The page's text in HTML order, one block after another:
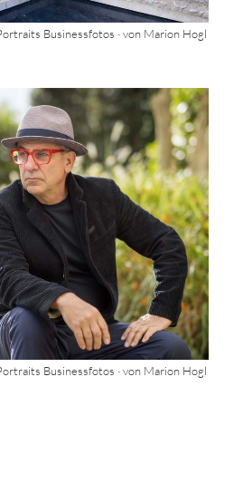
Businessfotos · von Marion Hogl
Businessfotos · von Marion Hogl